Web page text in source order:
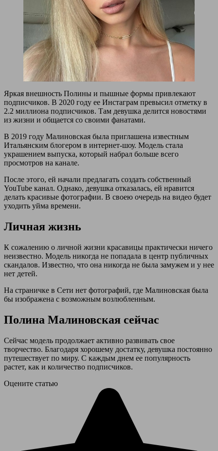
Яркая внешность Полины и пышные формы привлекают
подписчиков. В 2020 году ее Инстаграм превысил отметку в
2.2 миллиона подписчиков. Там девушка делится новостями
из жизни и общается со своими фанатами.
В 2019 году Малиновская была приглашена известным
Итальянским блогером в интернет-шоу. Модель стала
украшением выпуска, который набрал больше всего
просмотров на канале.
После этого, ей начали предлагать создать собственный
YouTube канал. Однако, девушка отказалась, ей нравится
делать красивые фотографии. В своею очередь на видео будет
уходить уйма времени.
Личная жизнь
К сожалению о личной жизни красавицы практически ничего
неизвестно. Модель никогда не попадала в центр публичных
скандалов. Известно, что она никогда не была замужем и у нее
нет детей.
На страничке в Сети нет фотографий, где Малиновская была
бы изображена с возможным возлюбленным.
Полина Малиновская сейчас
Сейчас модель продолжает активно развивать свое
творчество. Благодаря хорошему достатку, девушка постоянно
путешествует по миру. С каждым днем ее популярность
растет, как и количество подписчиков.
Оцените статью